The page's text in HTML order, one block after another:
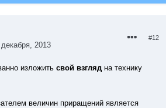
2013
#12
изложить свой взгляд на технику
величин приращений является